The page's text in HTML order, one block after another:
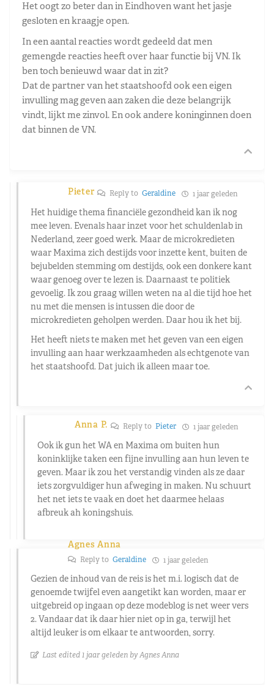
Het oogt zo beter dan in Eindhoven want het jasje
gesloten en kraagje open.
In een aantal reacties wordt gedeeld dat men
gemengde reacties heeft over haar functie bij VN. Ik
ben toch benieuwd waar dat in zit?
Dat de partner van het staatshoofd ook een eigen
invulling mag geven aan zaken die deze belangrijk
vindt, lijkt me zinvol. En ook andere koninginnen doen
dat binnen de VN.
Pieter Reply toGeraldine 1 jaar geleden
Het huidige thema financiële gezondheid kan ik nog
mee leven. Evenals haar inzet voor het schuldenlab in
Nederland, zeer goed werk. Maar de microkredieten
waar Maxima zich destijds voor inzette kent, buiten de
bejubelden stemming om destijds, ook een donkere kant
waar genoeg over te lezen is. Daarnaast te politiek
gevoelig. Ik zou graag willen weten na al die tijd hoe het
nu met die mensen is intussen die door de
microkredieten geholpen werden. Daar hou ik het bij.
Het heeft niets te maken met het geven van een eigen
invulling aan haar werkzaamheden als echtgenote van
het staatshoofd. Dat juich ik alleen maar toe.
Anna P. Reply to Pieter 1 jaar geleden
Ook ik gun het WA en Maxima om buiten hun
koninklijke taken een fijne invulling aan hun leven te
geven. Maar ik zou het verstandig vinden als ze daar
iets zorgvuldiger hun afweging in maken. Nu schuurt
het net iets te vaak en doet het daarmee helaas
afbreuk ah koningshuis.
Agnes Anna
Reply to Geraldine 1 jaar geleden
Gezien de inhoud van de reis is het m.i. logisch dat de
genoemde twijfel even aangetikt kan worden, maar er
uitgebreid op ingaan op deze modeblog is net weer vers
2. Vandaar dat ik daar hier niet op in ga, terwijl het
altijd leuker is om elkaar te antwoorden, sorry.
Last edited 1 jaar geleden by Agnes Anna